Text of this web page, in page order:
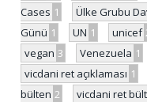
Cases 1 Ülke Grubu
Günü 1 UN 1 unicef
vegan 3 Venezuela 1
vicdani ret açıklaması 1
bülten 2 vicdani ret